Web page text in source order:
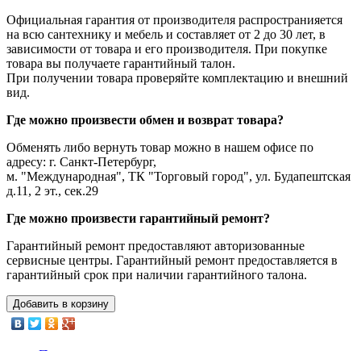
Официальная гарантия от производителя распространияется
на всю сантехнику и мебель и составляет от 2 до 30 лет, в
зависимости от товара и его производителя. При покупке
товара вы получаете гарантийный талон.
При получении товара проверяйте комплектацию и внешний
вид.
Где можно произвести обмен и возврат товара?
Обменять либо вернуть товар можно в нашем офисе по
адресу: г. Санкт-Петербург,
м. "Международная", ТК "Торговый город", ул. Будапештская
д.11, 2 эт., сек.29
Где можно произвести гарантийный ремонт?
Гарантийный ремонт предоставляют авторизованные
сервисные центры. Гарантийный ремонт предоставляется в
гарантийный срок при наличии гарантийного талона.
Добавить в корзину